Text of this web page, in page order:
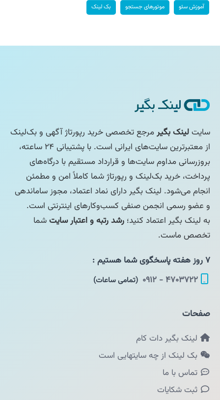
آموزش سئو موتورهای جستجو بک لینک
سایتلینک بگیرمرجع تخصصی خرید رپورتاژ آگهی و بک‌لینک
از معتبرترین سایت‌های ایرانی است. با پشتیبانی ۲۴ ساعته،
بروزرسانی مداوم سایت‌ها و قرارداد مستقیم با درگاه‌های
پرداخت، خرید بک‌لینک و رپورتاژ شما کاملاً امن و مطمئن
انجام می‌شود. لینک بگیر دارای نماد اعتماد، مجوز ساماندهی
و عضو رسمی انجمن صنفی کسب‌وکارهای اینترنتی است.
به لینک بگیر اعتماد کنید؛ رشد رتبه و اعتبار سایتشما
تخصص ماست.
۷ روز هفته پاسخگوی شما هستیم :
۴۷۰۳۷۲۲ - ۰۹۱۲
(تمامی ساعات)
صفحات
لینک بگیر دات کام
بک لینک از چه سایتهایی است
تماس با ما
ثبت شکایات